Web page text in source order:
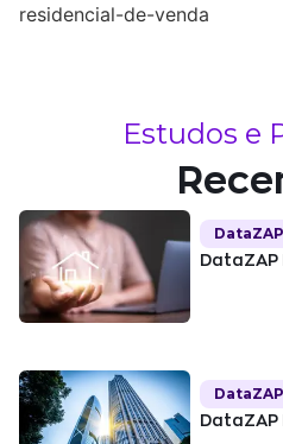
residencial-de-venda
Estudos e
DataZAP
DataZAP